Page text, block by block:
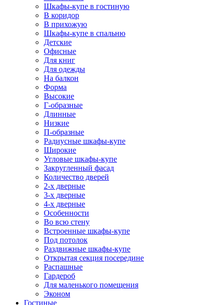
Шкафы-купе в гостиную
В коридор
В прихожую
Шкафы-купе в спальню
Детские
Офисные
Для книг
Для одежды
На балкон
Форма
Высокие
Г-образные
Длинные
Низкие
П-образные
Радиусные шкафы-купе
Широкие
Угловые шкафы-купе
Закругленный фасад
Количество дверей
2-х дверные
3-х дверные
4-х дверные
Особенности
Во всю стену
Встроенные шкафы-купе
Под потолок
Раздвижные шкафы-купе
Открытая секция посередине
Распашные
Гардероб
Для маленького помещения
Эконом
Гостиные